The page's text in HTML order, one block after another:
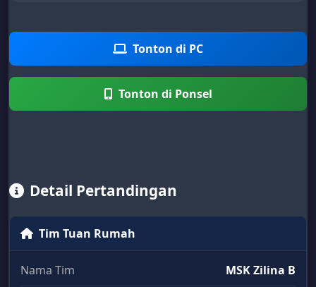
Tonton di PC
Tonton di Ponsel
Detail Pertandingan
Tim Tuan Rumah
Nama Tim MSK Zilina B